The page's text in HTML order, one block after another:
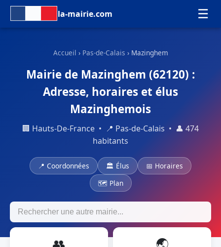
la-mairie.com ☰
Accueil › Pas-de-Calais › Mazinghem
Mairie de Mazinghem (62120) :
Adresse, horaires et élus
Mazinghemois
🏢 Hauts-De-France • 📍 Pas-de-Calais • 👤 474
habitants
📍 Coordonnées 🏛 Élus
📅 Horaires
🗺 Plan